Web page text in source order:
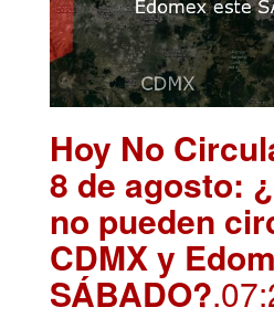
Hoy No
8 de agosto:
no pueden
CDMX y
SÁBADO?